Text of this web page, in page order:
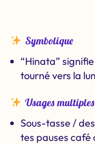
Symbolique
“Hinata” signifie
tourné vers la
Usages multiples
Sous-tasse /
tes pauses café